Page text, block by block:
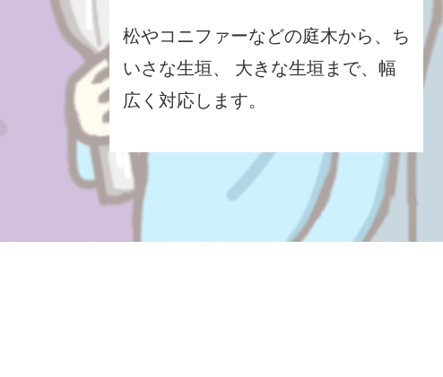
松やコニファーなどの庭木から、ち
いさな生垣、 大きな生垣まで、幅
広く対応します。